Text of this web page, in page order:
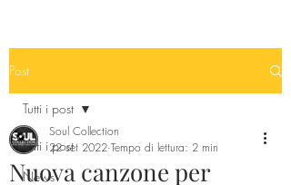
Post
Tutti i post
News
Tutti i post
Nuova canzone per
Soul Collection
22 set 2022 Tempo di lettura: 2 min